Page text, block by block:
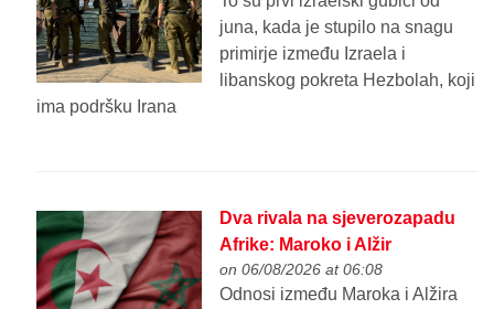
juna, kada je stupilo na snagu
primirje između Izraela i
libanskog pokreta Hezbolah, koji
ima podršku Irana
Dva rivala na sjeverozapadu
Afrike: Maroko i Alžir
on 06/08/2026 at 06:08
Odnosi između Maroka i Alžira